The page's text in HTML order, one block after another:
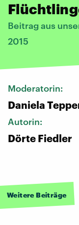
Beitrag aus
2015
Moderatorin:
Daniela
Autorin:
Dörte Fiedler
Weitere Beiträge